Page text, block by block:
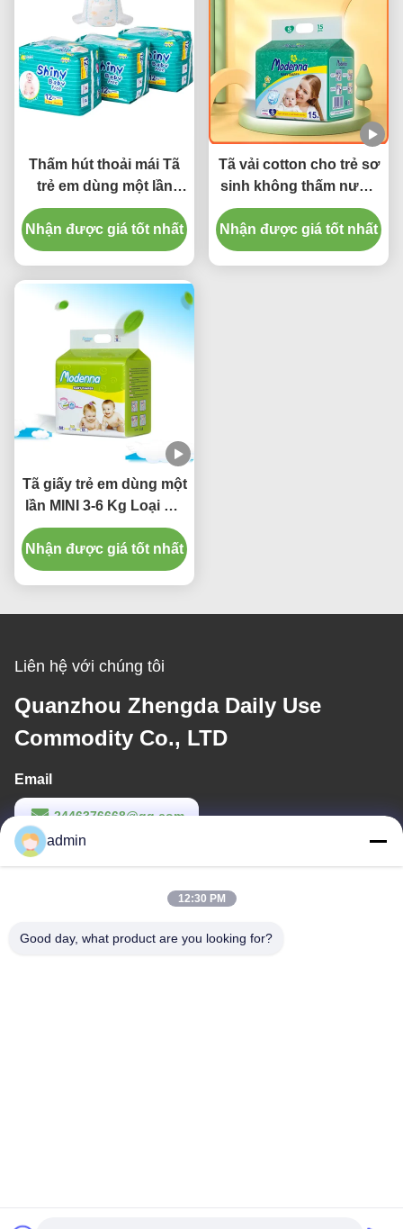
Thấm hút thoải mái Tã
trẻ em dùng một lần
Kênh chống rò rỉ 3D
Nhận được giá tốt nhất
Tã vải cotton cho trẻ sơ
sinh không thấm nước
In một cỡ Tã vải cho bé
có thể điều chỉnh
Nhận được giá tốt nhất
Tã giấy trẻ em dùng một
lần MINI 3-6 Kg Loại ma
thuật siêu thấm siêu
thấm
Nhận được giá tốt nhất
Liên hệ với chúng tôi
Quanzhou Zhengda Daily Use
Commodity Co., LTD
Email
2446376668@qq.com
Thời gian làm việc
admin
12:30 PM
Good day, what product are you looking for?